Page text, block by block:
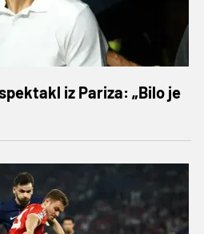
iz Pariza: „Bilo je